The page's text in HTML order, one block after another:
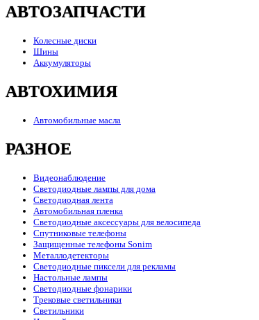
АВТОЗАПЧАСТИ
Колесные диски
Шины
Аккумуляторы
АВТОХИМИЯ
Автомобильные масла
РАЗНОЕ
Видеонаблюдение
Светодиодные лампы для дома
Светодиодная лента
Автомобильная пленка
Светодиодные аксессуары для велосипеда
Спутниковые телефоны
Защищенные телефоны Sonim
Металлодетекторы
Светодиодные пиксели для рекламы
Настольные лампы
Светодиодные фонарики
Трековые светильники
Светильники